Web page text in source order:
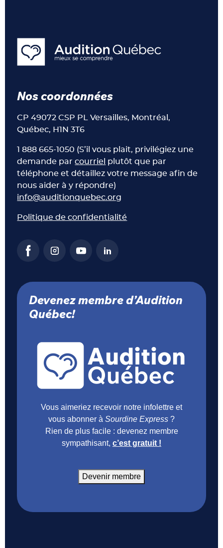
Nos coordonnées
CP 49072 CSP PL Versailles, Montréal,
Québec, H1N 3T6
1 888 665-1050 (S’il vous plait, privilégiez une
demande parcourriel plutôt que par
téléphone et détaillez votre message afin de
nous aider à y répondre)
info@auditionquebec.org
Politique de confidentialité
Devenez membre d’Audition
Québec!
Vous aimeriez recevoir notre infolettre et
vous abonner à Sourdine Express ?
Rien de plus facile : devenez membre
sympathisant, c’est gratuit !
Devenir membre